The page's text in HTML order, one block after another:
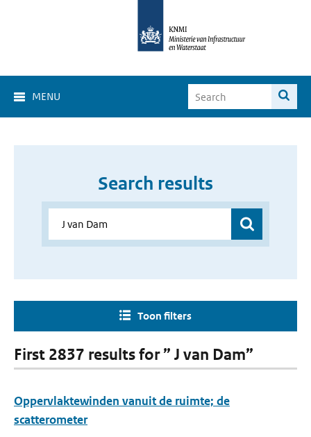
MENU
Search results
Toon filters
First 2837 results for ” J van Dam”
Oppervlaktewinden vanuit de ruimte; de
scatterometer